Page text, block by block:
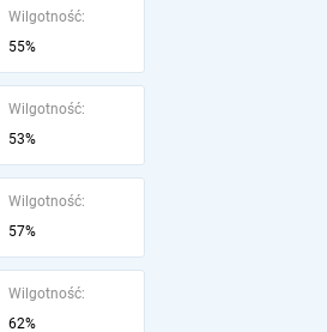
Wilgotność:
55%
Wilgotność:
53%
Wilgotność:
57%
Wilgotność:
62%